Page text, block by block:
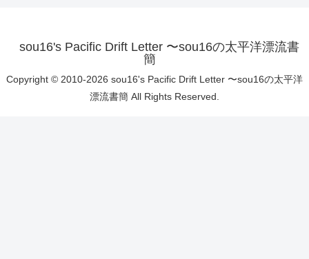
sou16's Pacific Drift Letter 〜sou16の太平洋漂流書
簡
Copyright © 2010-2026 sou16's Pacific Drift Letter 〜sou16の太平洋
漂流書簡 All Rights Reserved.